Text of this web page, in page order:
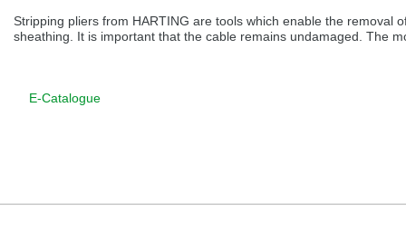
Stripping pliers from HARTING are tools which enable the removal
sheathing. It is important that the cable remains undamaged. The
E-Catalogue